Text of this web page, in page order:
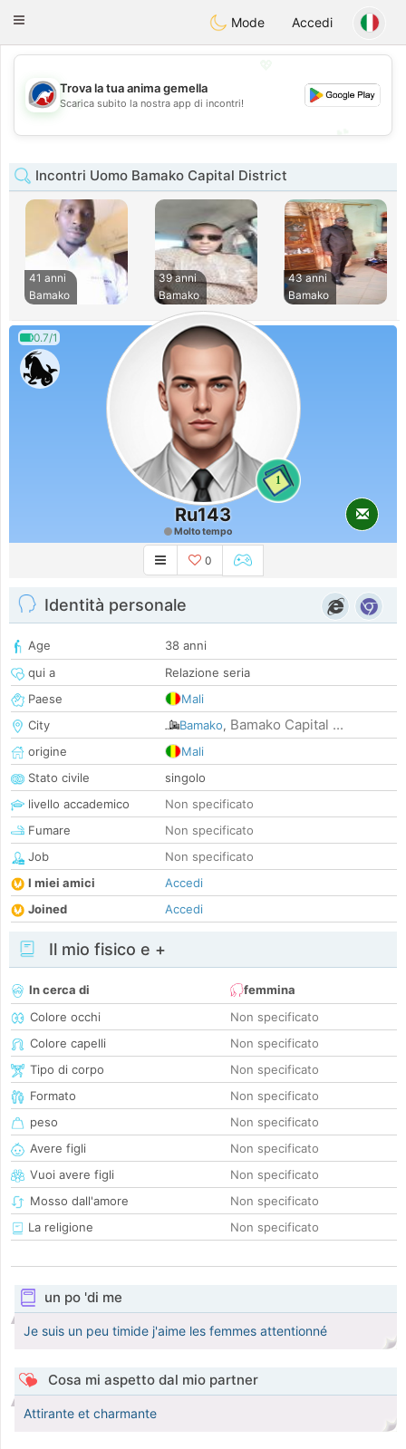
AustraliaChat
Toggle
Mode Accedi
💖
💕
Trova la tua anima gemella
Scarica subito la nostra app di incontri!
Incontri Uomo Bamako Capital District
41 anni
Bamako
39 anni
Bamako
43 anni
Bamako
0.7/1
1
Ru143
Molto tempo
0
Identità personale
Age
38 anni
qui a
Relazione seria
Paese
Mali
City
Bamako, Bamako Capital ...
origine
Mali
Stato civile
singolo
livello accademico
Non specificato
Fumare
Non specificato
Job
Non specificato
I miei amici
Accedi
Joined
Accedi
Il mio fisico e +
In cerca di
femmina
Colore occhi
Non specificato
Colore capelli
Non specificato
Tipo di corpo
Non specificato
Formato
Non specificato
peso
Non specificato
Avere figli
Non specificato
Vuoi avere figli
Non specificato
Mosso dall'amore
Non specificato
La religione
Non specificato
un po 'di me
Je suis un peu timide j'aime les femmes attentionné
Cosa mi aspetto dal mio partner
Attirante et charmante